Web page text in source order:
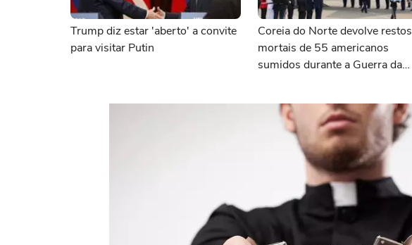
Trump diz estar 'aberto' a convite
para visitar Putin
Coreia do Norte devolve restos
mortais de 55 americanos
sumidos durante a Guerra da